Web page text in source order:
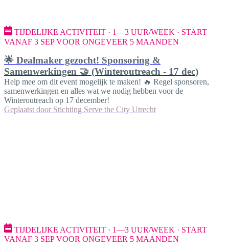
TIJDELIJKE ACTIVITEIT · 1—3 UUR/WEEK · START
VANAF 3 SEP VOOR ONGEVEER 5 MAANDEN
🌟 Dealmaker gezocht! Sponsoring &
Samenwerkingen 🤝 (Winteroutreach - 17 dec)
Help mee om dit event mogelijk te maken! 🔥 Regel sponsoren,
samenwerkingen en alles wat we nodig hebben voor de
Winteroutreach op 17 december!
Geplaatst door Stichting Serve the City Utrecht
TIJDELIJKE ACTIVITEIT · 1—3 UUR/WEEK · START
VANAF 3 SEP VOOR ONGEVEER 5 MAANDEN